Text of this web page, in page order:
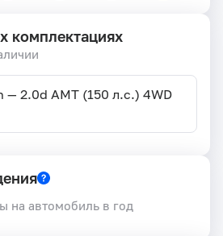
комплектациях
— 2.0d AMT (150 л.с.) 4WD
на автомобиль в год